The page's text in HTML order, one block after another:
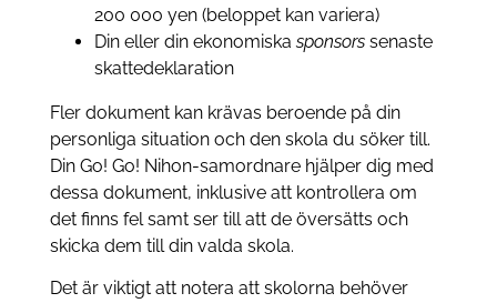
200 000 yen (beloppet kan variera)
Din eller din ekonomiskasponsorssenaste
skattedeklaration
Fler dokument kan krävas beroende på din
personliga situation och den skola du söker till.
Din Go! Go! Nihon-samordnare hjälper dig med
dessa dokument, inklusive att kontrollera om
det finns fel samt ser till att de översätts och
skicka dem till din valda skola.
Det är viktigt att notera att skolorna behöver